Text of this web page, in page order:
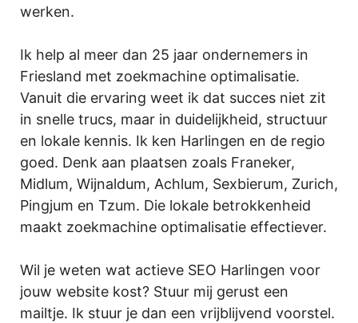
werken.
Ik help al meer dan 25 jaar ondernemers in
Friesland met zoekmachine optimalisatie.
Vanuit die ervaring weet ik dat succes niet zit
in snelle trucs, maar in duidelijkheid, structuur
en lokale kennis. Ik ken Harlingen en de regio
goed. Denk aan plaatsen zoals Franeker,
Midlum, Wijnaldum, Achlum, Sexbierum, Zurich,
Pingjum en Tzum. Die lokale betrokkenheid
maakt zoekmachine optimalisatie effectiever.
Wil je weten wat actieve SEO Harlingen voor
jouw website kost? Stuur mij gerust een
mailtje. Ik stuur je dan een vrijblijvend voorstel.